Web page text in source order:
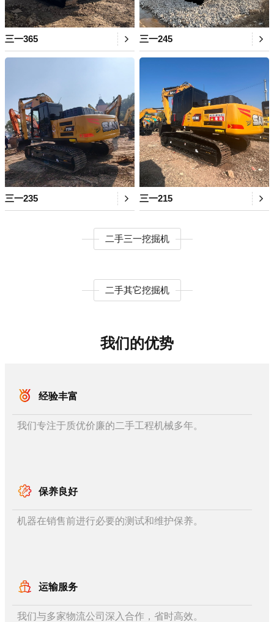
三一365 三一245
三一235 三一215
二手三一挖掘机
二手其它挖掘机
我们的优势
经验丰富
我们专注于质优价廉的二手工程机械多年。
保养良好
机器在销售前进行必要的测试和维护保养。
运输服务
我们与多家物流公司深入合作，省时高效。